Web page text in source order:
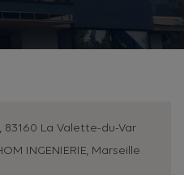
83160 La Valette-du-Var
INGENIERIE, Marseille